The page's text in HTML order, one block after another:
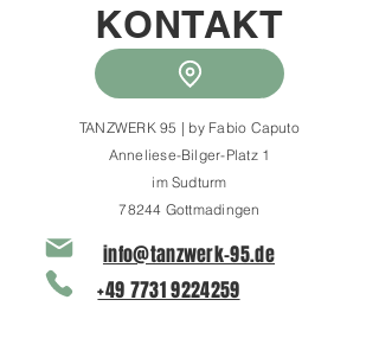
KONTAKT
TANZWERK 95 | by Fabio Caputo
Anneliese-Bilger-Platz 1
im Sudturm
78244 Gottmadingen
+49 7731 9224259
info@tanzwerk-95.de